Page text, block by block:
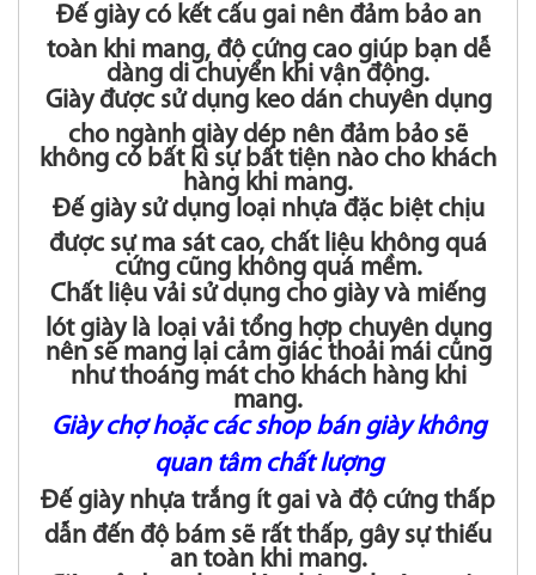
Đế giày có kết cấu gai nên đảm bảo an
toàn khi mang, độ cứng cao giúp bạn dễ
dàng di chuyển khi vận động.
Giày được sử dụng keo dán chuyên dụng
cho ngành giày dép nên đảm bảo sẽ
không có bất kì sự bất tiện nào cho khách
hàng khi mang.
Đế giày sử dụng loại nhựa đặc biệt chịu
được sự ma sát cao, chất liệu không quá
cứng cũng không quá mềm.
Chất liệu vải sử dụng cho giày và miếng
lót giày là loại vải tổng hợp chuyên dụng
nên sẽ mang lại cảm giác thoải mái cũng
như thoáng mát cho khách hàng khi
mang.
Giày chợ hoặc các shop bán giày không
quan tâm chất lượng
Đế giày nhựa trắng ít gai và độ cứng thấp
dẫn đến độ bám sẽ rất thấp, gây sự thiếu
an toàn khi mang.